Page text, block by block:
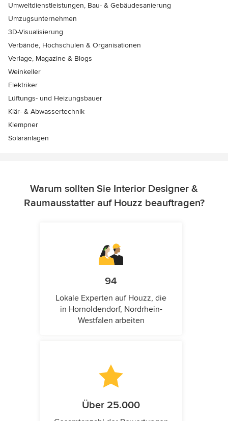
Umweltdienstleistungen, Bau- & Gebäudesanierung
Umzugsunternehmen
3D-Visualisierung
Verbände, Hochschulen & Organisationen
Verlage, Magazine & Blogs
Weinkeller
Elektriker
Lüftungs- und Heizungsbauer
Klär- & Abwassertechnik
Klempner
Solaranlagen
Warum sollten Sie Interior Designer &
Raumausstatter auf Houzz beauftragen?
94
Lokale Experten auf Houzz, die
in Hornoldendorf, Nordrhein-
Westfalen arbeiten
Über 25.000